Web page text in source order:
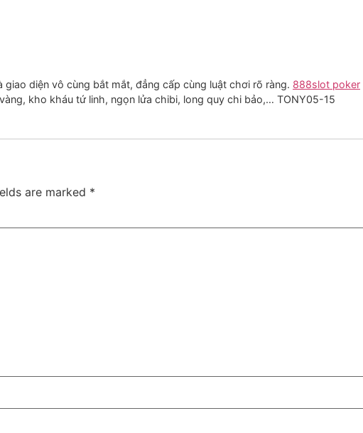
diện vô cùng bắt mắt, đẳng cấp cùng luật chơi rõ ràng. 888slot poker
kho kháu tứ linh, ngọn lửa chibi, long quy chi bảo,… TONY05-15
are marked *